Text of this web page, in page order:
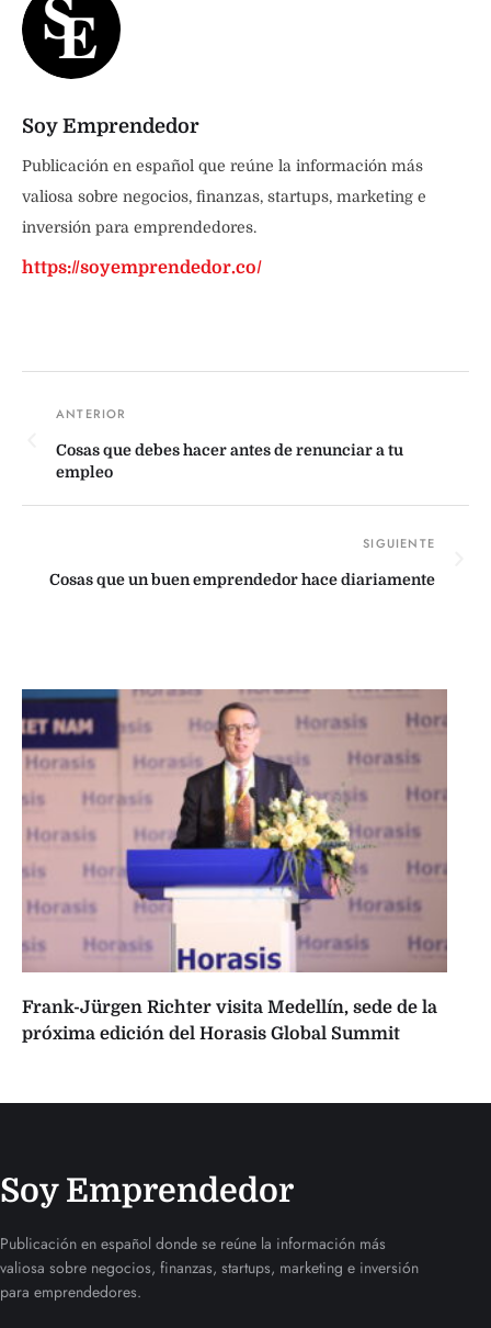
Soy Emprendedor
Publicación en español que reúne la información más
valiosa sobre negocios, finanzas, startups, marketing e
inversión para emprendedores.
https://soyemprendedor.co/
Cosas que debes hacer antes de renunciar a tu
empleo
Cosas que un buen emprendedor hace diariamente
Frank-Jürgen Richter visita Medellín, sede de la
próxima edición del Horasis Global Summit
Soy Emprendedor
Publicación en español donde se reúne la información más
valiosa sobre negocios, finanzas, startups, marketing e inversión
para emprendedores.